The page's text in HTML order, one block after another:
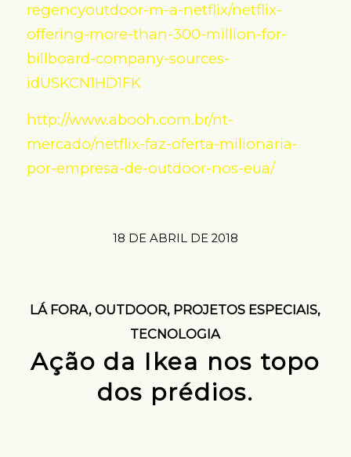
regencyoutdoor-m-a-netflix/netflix-
offering-more-than-300-million-for-
billboard-company-sources-
idUSKCN1HD1FK
http://www.abooh.com.br/nt-
mercado/netflix-faz-oferta-milionaria-
por-empresa-de-outdoor-nos-eua/
18 DE ABRIL DE 2018
LÁ FORA,OUTDOOR, PROJETOS ESPECIAIS,
TECNOLOGIA
Ação da Ikea nos topo
dos prédios.